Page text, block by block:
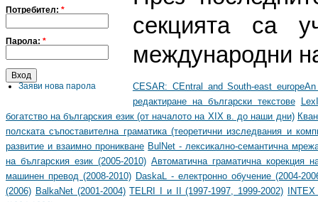
Потребител: *
Парола: *
Заяви нова парола
секцията са
международни
CESAR: CEntral and South-east
редактиране на български текстове
богатство на българския език (от началото на XIX в. до наши дни)
полската съпоставителна граматика (теоретични изследвания и
развитие и взаимно проникване BulNet - лексикално-семантична
на българския език (2005-2010) Автоматична граматична корекция
машинен превод (2008-2010) DaskaL - електронно обучение (2004-
(2006) BalkaNet (2001-2004) TELRI I и II (1997-1997, 1999-2002) INTEX